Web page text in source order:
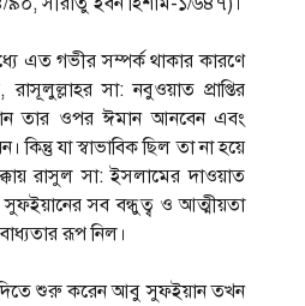
এত গভীর সম্পর্ক থাকার কারণে
সা: নবুওয়াত প্রাপ্তির
তার ওপর ঈমান আনবেন এবং
কিন্তু যা স্বাভাবিক ছিল তা না হয়ে
রাসুল সা: ইসলামের দাওয়াত
সব বন্ধুত্ব ও আত্মীয়তা
রূপ নিল।
শুরু করেন আবু সুফইয়ান তখন